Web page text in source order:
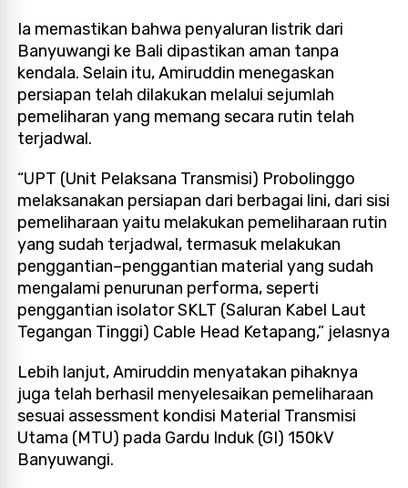
Ia memastikan bahwa penyaluran listrik dari
Banyuwangi ke Bali dipastikan aman tanpa
kendala. Selain itu, Amiruddin menegaskan
persiapan telah dilakukan melalui sejumlah
pemeliharan yang memang secara rutin telah
terjadwal.
“UPT (Unit Pelaksana Transmisi) Probolinggo
melaksanakan persiapan dari berbagai lini, dari sisi
pemeliharaan yaitu melakukan pemeliharaan rutin
yang sudah terjadwal, termasuk melakukan
penggantian–penggantian material yang sudah
mengalami penurunan performa, seperti
penggantian isolator SKLT (Saluran Kabel Laut
Tegangan Tinggi) Cable Head Ketapang,” jelasnya
Lebih lanjut, Amiruddin menyatakan pihaknya
juga telah berhasil menyelesaikan pemeliharaan
sesuai assessment kondisi Material Transmisi
Utama (MTU) pada Gardu Induk (GI) 150kV
Banyuwangi.